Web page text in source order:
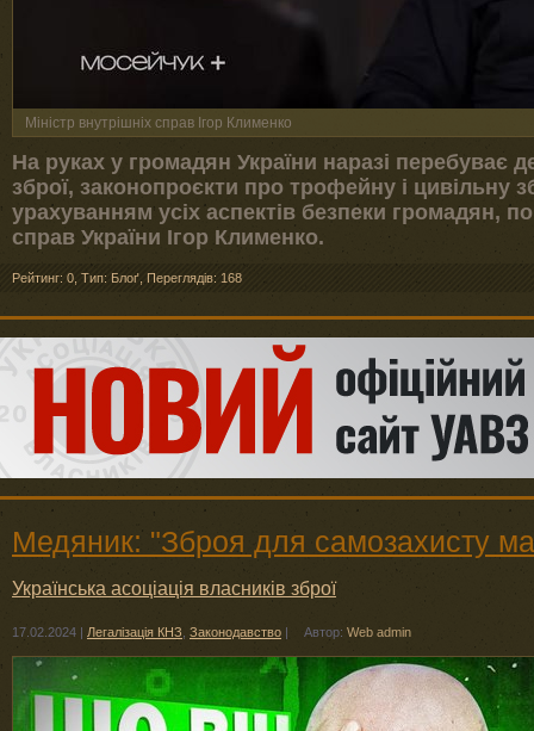
Міністр внутрішніх справ Ігор Клименко
На руках у громадян України наразі перебуває
зброї, законопроєкти про трофейну і цивільну
урахуванням усіх аспектів безпеки громадян,
справ України Ігор Клименко.
Рейтинг: 0 Тип: Блоґ Переглядів: 168
Медяник: "Зброя для самозахисту
Українська асоціація власників зброї
17.02.2024 | Легалізація КНЗ Законодавство | Автор: Web admin